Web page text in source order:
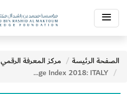
Toggle
navigation
الصفحة الرئيسة مركز المعرفة الرقمي
Global Knowledge Index 2018: ITALY